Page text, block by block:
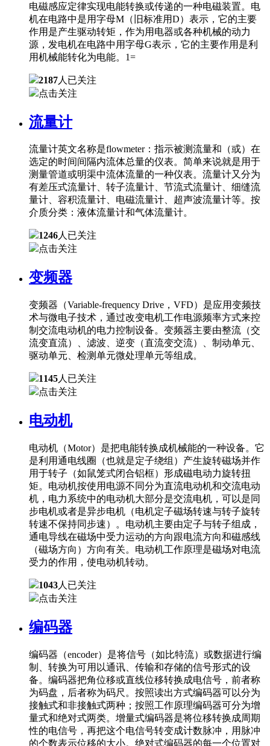
电磁感应定律实现电能转换或传递的一种电磁装置。电
机在电路中是用字母M（旧标准用D）表示，它的主要
作用是产生驱动转矩，作为用电器或各种机械的动力
源，发电机在电路中用字母G表示，它的主要作用是利
用机械能转化为电能。1=
2187人已关注
点击关注
流量计
流量计英文名称是flowmeter：指示被测流量和（或）在
选定的时间间隔内流体总量的仪表。简单来说就是用于
测量管道或明渠中流体流量的一种仪表。流量计又分为
有差压式流量计、转子流量计、节流式流量计、细缝流
量计、容积流量计、电磁流量计、超声波流量计等。按
介质分类：液体流量计和气体流量计。
1246人已关注
点击关注
变频器
变频器（Variable-frequency Drive，VFD）是应用变频技
术与微电子技术，通过改变电机工作电源频率方式来控
制交流电动机的电力控制设备。变频器主要由整流（交
流变直流）、滤波、逆变（直流变交流）、制动单元、
驱动单元、检测单元微处理单元等组成。
1145人已关注
点击关注
电动机
电动机（Motor）是把电能转换成机械能的一种设备。它
是利用通电线圈（也就是定子绕组）产生旋转磁场并作
用于转子（如鼠笼式闭合铝框）形成磁电动力旋转扭
矩。电动机按使用电源不同分为直流电动机和交流电动
机，电力系统中的电动机大部分是交流电机，可以是同
步电机或者是异步电机（电机定子磁场转速与转子旋转
转速不保持同步速）。电动机主要由定子与转子组成，
通电导线在磁场中受力运动的方向跟电流方向和磁感线
（磁场方向）方向有关。电动机工作原理是磁场对电流
受力的作用，使电动机转动。
1043人已关注
点击关注
编码器
编码器（encoder）是将信号（如比特流）或数据进行编
制、转换为可用以通讯、传输和存储的信号形式的设
备。编码器把角位移或直线位移转换成电信号，前者称
为码盘，后者称为码尺。按照读出方式编码器可以分为
接触式和非接触式两种；按照工作原理编码器可分为增
量式和绝对式两类。增量式编码器是将位移转换成周期
性的电信号，再把这个电信号转变成计数脉冲，用脉冲
的个数表示位移的大小。绝对式编码器的每一个位置对